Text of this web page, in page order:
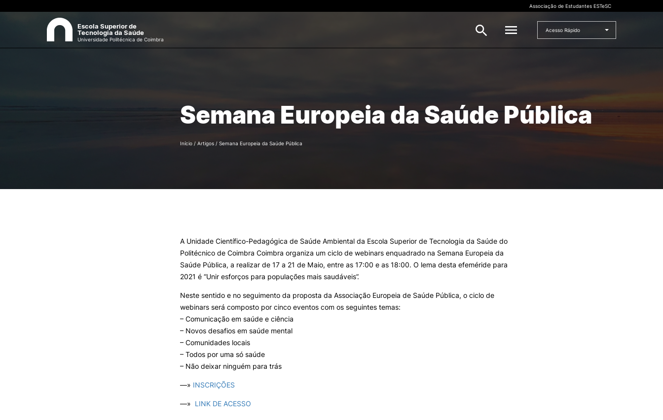
Estrutura Orgânica
Gabinetes Técnicos e Serviços
Mestrados
Microcredenciações
Preparação para o acesso ao
Calendário Letivo
Exames e horários
Cursos de Formação Contínua
Concurso Especial Dupla
Certificação
Pós-Graduações
Titulares de Cursos Superiores
COOPERAÇÃO
INTERNACIONAL
Erasmus+ Outgoing
Erasmus+ Incoming
Estudante Internacional
Reconhecimento de Graus e
Diplomas Estrangeiros
Associação de Estudantes ESTeSC
Escola Superior de
Tecnologia da Saúde
Universidade Politécnica de Coimbra
Acesso Rápido
Formative Offer General
Search
Semana Europeia da Saúde Pública
Início / Artigos / Semana Europeia da Saúde Pública
A Unidade Científico-Pedagógica de Saúde Ambiental da Escola Superior de Tecnologia da Saúde do
Politécnico de Coimbra Coimbra organiza um ciclo de webinars enquadrado na Semana Europeia da
Saúde Pública, a realizar de 17 a 21 de Maio, entre as 17:00 e as 18:00. O lema desta efeméride para
2021 é “Unir esforços para populações mais saudáveis”.
Neste sentido e no seguimento da proposta da Associação Europeia de Saúde Pública, o ciclo de
webinars será composto por cinco eventos com os seguintes temas:
– Comunicação em saúde e ciência
– Novos desafios em saúde mental
– Comunidades locais
– Todos por uma só saúde
– Não deixar ninguém para trás
—» INSCRIÇÕES
—» LINK DE ACESSO